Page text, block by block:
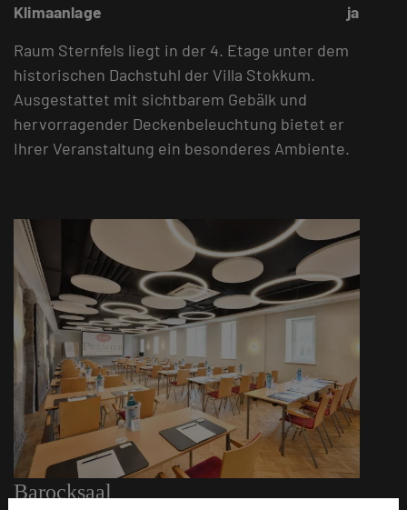
Klimaanlage
ja
Raum Sternfels liegt in der 4. Etage unter dem
historischen Dachstuhl der Villa Stokkum.
Ausgestattet mit sichtbarem Gebälk und
hervorragender Deckenbeleuchtung bietet er
Ihrer Veranstaltung ein besonderes Ambiente.
Barocksaal